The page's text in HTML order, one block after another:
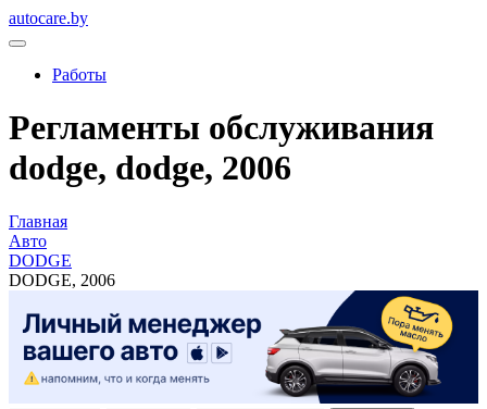
autocare.by
Работы
Регламенты обслуживания
dodge, dodge, 2006
Главная
Авто
DODGE
DODGE, 2006